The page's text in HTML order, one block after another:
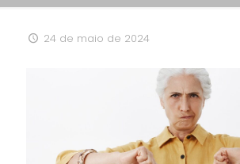
24 de maio de 2024